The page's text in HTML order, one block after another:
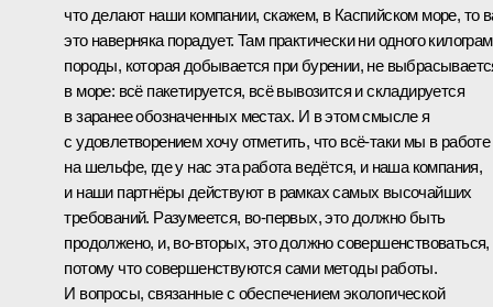
что делают наши компании, скажем, в Каспийском море, то
это наверняка порадует. Там практически ни одного
породы, которая добывается при бурении, не
в море: всё пакетируется, всё вывозится и складируется
в заранее обозначенных местах. И в этом смысле я
с удовлетворением хочу отметить, что всё‑таки мы в работе
на шельфе, где у нас эта работа ведётся, и наша компания,
и наши партнёры действуют в рамках самых высочайших
требований. Разумеется, во‑первых, это должно быть
продолжено, и, во‑вторых, это должно совершенствоваться,
потому что совершенствуются сами методы работы.
И вопросы, связанные с обеспечением экологической